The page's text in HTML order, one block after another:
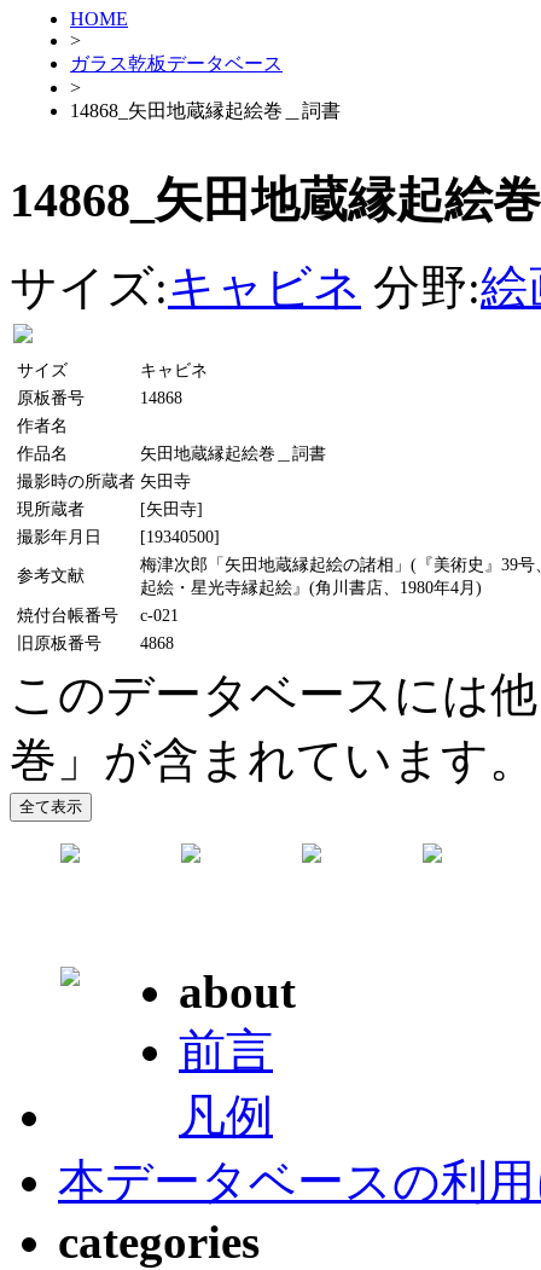
HOME
>
ガラス乾板データベース
>
14868_矢田地蔵縁起絵巻＿詞書
14868_矢田地蔵縁起絵
サイズ:キャビネ 分野:絵
サイズ
キャビネ
原板番号
14868
作者名
作品名
矢田地蔵縁起絵巻＿詞書
撮影時の所蔵者 矢田寺
現所蔵者
[矢田寺]
撮影年月日
[19340500]
参考文献
梅津次郎「矢田地蔵縁起絵の諸相」(『美術史』39
起絵・星光寺縁起絵』(角川書店、1980年4月)
焼付台帳番号
c-021
旧原板番号
4868
このデータベースには
巻」が含まれています。
about
前言
凡例
本データベースの利
categories